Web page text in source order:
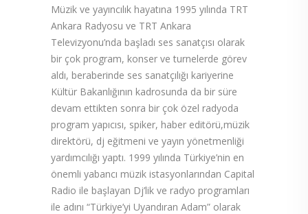
Müzik ve yayıncılık hayatına 1995 yılında TRT
Ankara Radyosu ve TRT Ankara
Televizyonu’nda başladı ses sanatçısı olarak
bir çok program, konser ve turnelerde görev
aldı, beraberinde ses sanatçılığı kariyerine
Kültür Bakanlığının kadrosunda da bir süre
devam ettikten sonra bir çok özel radyoda
program yapıcısı, spiker, haber editörü,müzik
direktörü, dj eğitmeni ve yayın yönetmenliği
yardımcılığı yaptı. 1999 yılında Türkiye’nin en
önemli yabancı müzik istasyonlarından Capital
Radio ile başlayan Dj’lik ve radyo programları
ile adını “Türkiye’yi Uyandıran Adam” olarak